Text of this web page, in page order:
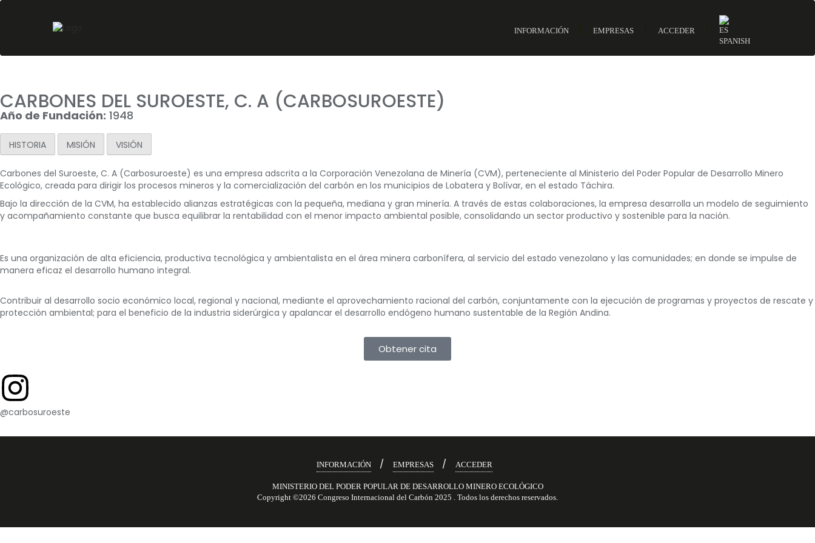
INFORMACIÓN EMPRESAS
ACCEDER
SPANISH
CARBONES DEL SUROESTE, C. A (CARBOSUROESTE)
Año de Fundación: 1948
HISTORIA MISIÓN VISIÓN
Carbones del Suroeste, C. A (Carbosuroeste) es una empresa adscrita a la Corporación Venezolana de Minería (CVM), perteneciente al Ministerio del Poder Popular de Desarrollo Minero
Ecológico, creada para dirigir los procesos mineros y la comercialización del carbón en los municipios de Lobatera y Bolívar, en el estado Táchira.
Bajo la dirección de la CVM, ha establecido alianzas estratégicas con la pequeña, mediana y gran minería. A través de estas colaboraciones, la empresa desarrolla un modelo de seguimiento
y acompañamiento constante que busca equilibrar la rentabilidad con el menor impacto ambiental posible, consolidando un sector productivo y sostenible para la nación.
Es una organización de alta eficiencia, productiva tecnológica y ambientalista en el área minera carbonífera, al servicio del estado venezolano y las comunidades; en donde se impulse de
manera eficaz el desarrollo humano integral.
Contribuir al desarrollo socio económico local, regional y nacional, mediante el aprovechamiento racional del carbón, conjuntamente con la ejecución de programas y proyectos de rescate y
protección ambiental; para el beneficio de la industria siderúrgica y apalancar el desarrollo endógeno humano sustentable de la Región Andina.
Obtener cita
@carbosuroeste
INFORMACIÓN EMPRESAS ACCEDER
Copyright ©2026 Congreso Internacional del Carbón 2025 . Todos los derechos reservados.